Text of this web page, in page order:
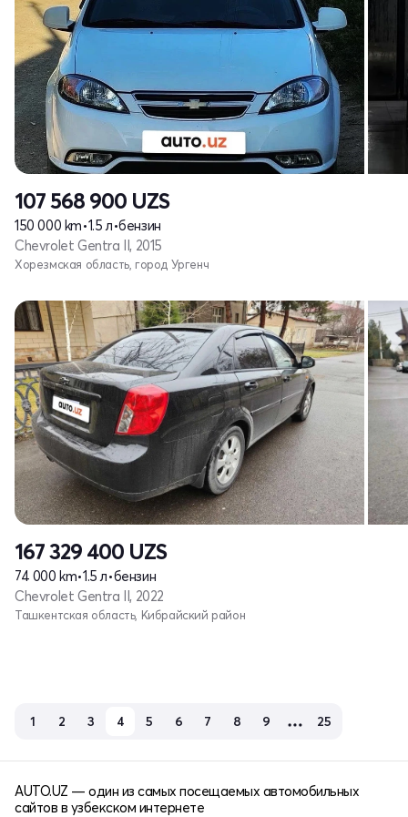
107 568 900 UZS
150 000 km•1.5 л•бензин
Chevrolet Gentra II, 2015
Хорезмская область, город Ургенч
167 329 400 UZS
74 000 km•1.5 л•бензин
Chevrolet Gentra II, 2022
Ташкентская область, Кибрайский район
1 2 3 4 5 6 7 8 9 25
AUTO.UZ — один из самых посещаемых автомобильных
сайтов в узбекском интернете